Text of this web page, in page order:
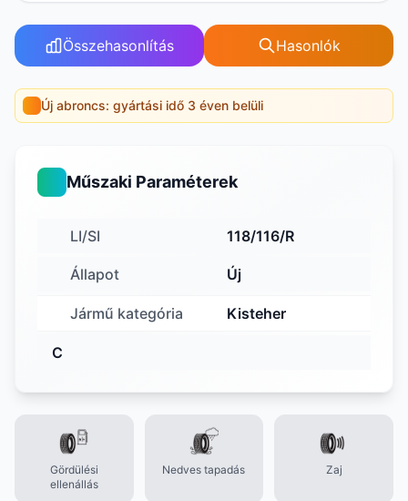
Összehasonlítás Hasonlók
Új abroncs: gyártási idő 3 éven belüli
Műszaki Paraméterek
LI/SI 118/116/R
Állapot Új
Jármű kategória Kisteher
C
Gördülési
ellenállás
Nedves tapadás Zaj